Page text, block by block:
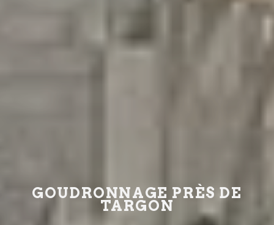
GOUDRONNAGE PRÈS DE
TARGON